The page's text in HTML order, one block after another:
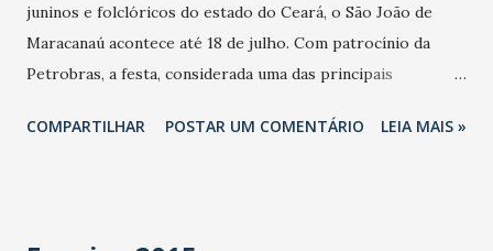
juninos e folclóricos do estado do Ceará, o São João de
Maracanaú acontece até 18 de julho. Com patrocínio da
Petrobras, a festa, considerada uma das principais
48 quadrilhas juninas, 32 grupos folclóricos e a construção
COMPARTILHAR POSTAR UM COMENTÁRIO LEIA MAIS »